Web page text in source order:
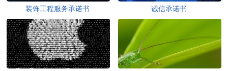
装饰工程服务承诺书 诚信承诺书